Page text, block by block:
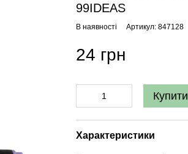
99IDEAS
В наявності Артикул: 847128
24 грн
Купити
Характеристики